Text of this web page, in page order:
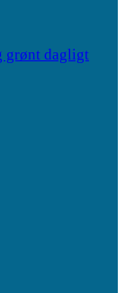
grønt dagligt